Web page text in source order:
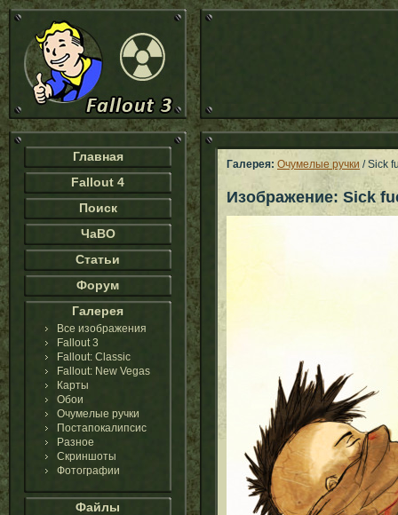
Главная
Fallout 4
Поиск
ЧаВО
Статьи
Форум
Галерея
Все изображения
Fallout 3
Fallout: Classic
Fallout: New Vegas
Карты
Обои
Очумелые ручки
Постапокалипсис
Разное
Скриншоты
Фотографии
Файлы
Галерея: Очумелые ручки / Sick
Изображение: Sick